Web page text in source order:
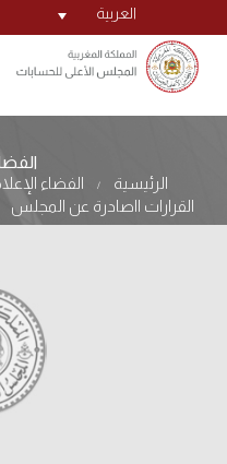
العربية
الرئيسية
/ الفضاء
القرارات ااصادرة عن المجلس